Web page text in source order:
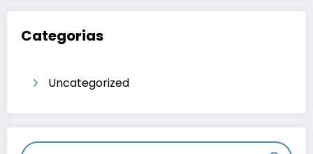
Categorias
Uncategorized